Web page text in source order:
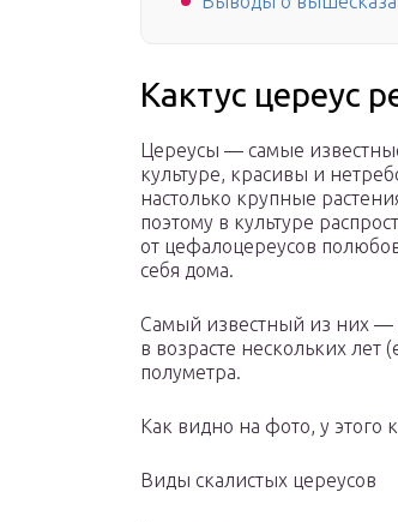
Кактус цереус
Цереусы — самые
культуре, красивы и
настолько крупные
поэтому в культуре
от цефалоцереусов
себя дома.
Самый известный из них —
в возрасте нескольких
полуметра.
Как видно на фото, у этого
Виды скалистых цереусов